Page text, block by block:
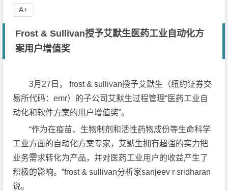
Frost & Sullivan授予艾默生医药工业自动化方
案用户增值奖
3月27日， frost & sullivan授予艾默生（纽约证券交
易所代码：emr）的子公司艾默生过程管理“医药工业自
动化和软件方案的用户增值奖”。
“作为在疫苗、生物制剂和活性药物成份等生命科学
工业方面的自动化方案专家，艾默生拥有超强的实力把
业务需求转化为产品，并对医药工业用户的收益产生了
积极的影响。”frost & sullivan分析家sanjeev r sridharan
说。
A+